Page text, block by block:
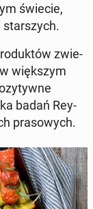
świecie,
star­szych.
zwie­
więk­szym
badań Rey­
pra­so­wych.